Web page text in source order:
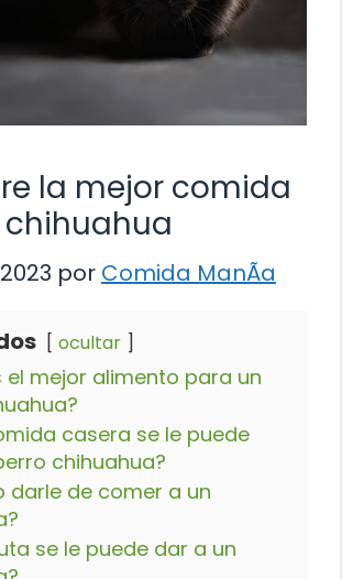
la mejor comida
por Comida ManÃ­a
ocultar
el mejor alimento para un
casera se le puede
chihuahua?
darle de comer a un
se le puede dar a un